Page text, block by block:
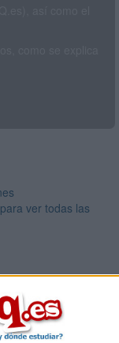
ver todas las